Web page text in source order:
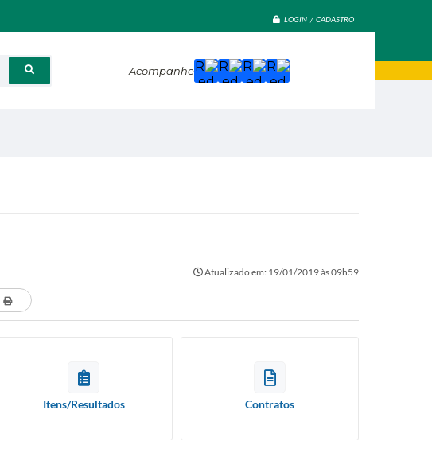
LOGIN / CADASTRO
Acompanhe
Atualizado em: 19/01/2019 às 09h59
Itens/Resultados Contratos